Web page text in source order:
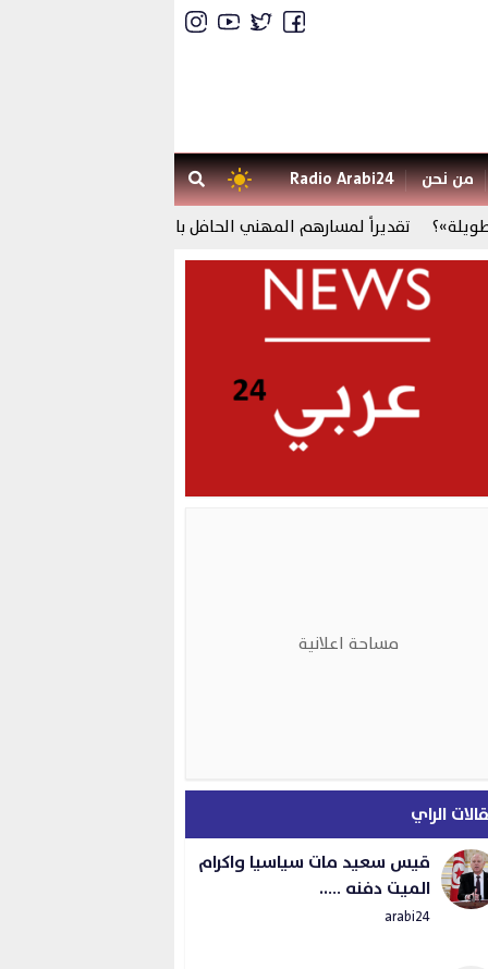
من نحن
Radio Arabi24
تقديراً لمسارهم المهني الحافل بالعطاء ، المدرسة العليا
مساحة اعلانية
الراي
قيس سعيد مات سياسيا واكرام
الميت دفنه …..
arabi24